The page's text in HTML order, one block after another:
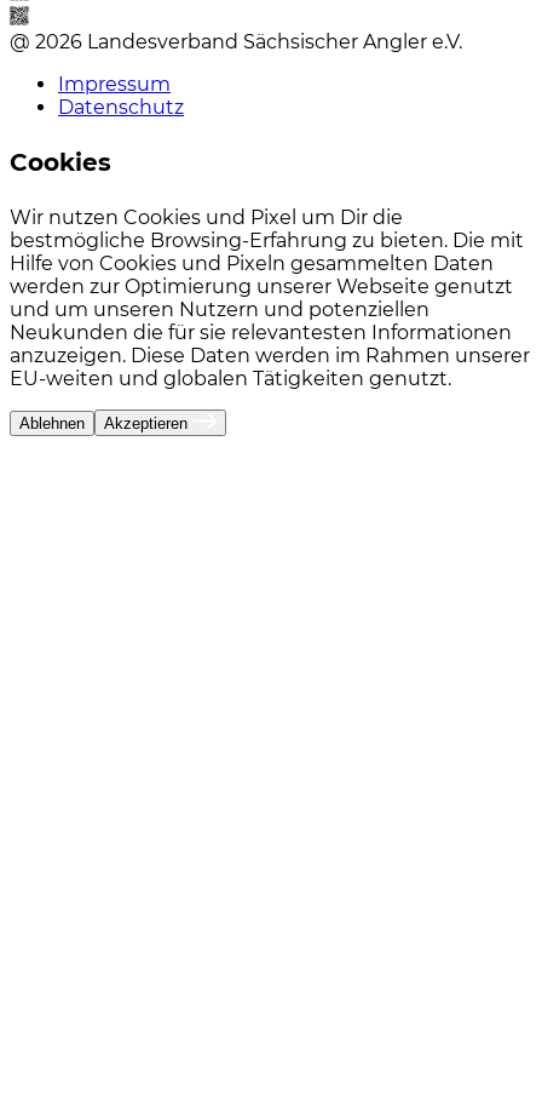
@ 2026 Landesverband Sächsischer Angler e.V.
Impressum
Datenschutz
Cookies
Wir nutzen Cookies und Pixel um Dir die
bestmögliche Browsing-Erfahrung zu bieten. Die mit
Hilfe von Cookies und Pixeln gesammelten Daten
werden zur Optimierung unserer Webseite genutzt
und um unseren Nutzern und potenziellen
Neukunden die für sie relevantesten Informationen
anzuzeigen. Diese Daten werden im Rahmen unserer
EU-weiten und globalen Tätigkeiten genutzt.
Ablehnen Akzeptieren